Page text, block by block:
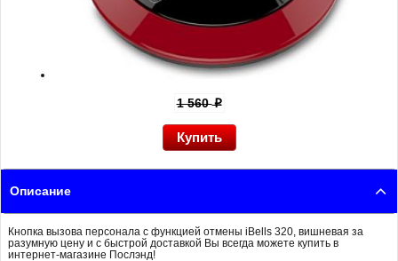
1 560p
Описание
Кнопка вызова персонала с функцией отмены iBells 320, вишневая за
разумную цену и с быстрой доставкой Вы всегда можете купить в
интернет-магазине Послэнд!